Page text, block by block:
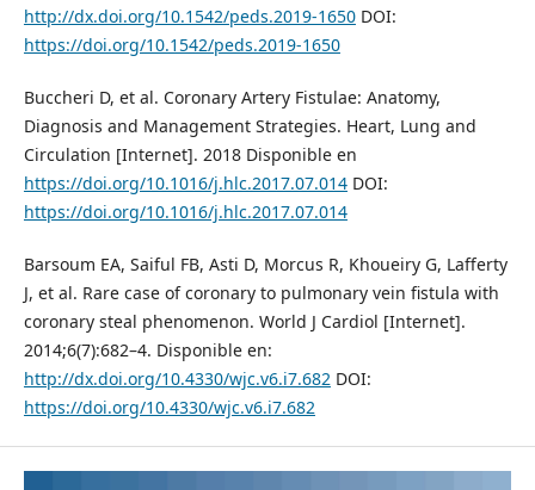
http://dx.doi.org/10.1542/peds.2019-1650DOI:
https://doi.org/10.1542/peds.2019-1650
Buccheri D, et al. Coronary Artery Fistulae: Anatomy,
Diagnosis and Management Strategies. Heart, Lung and
Circulation [Internet]. 2018 Disponible en
https://doi.org/10.1016/j.hlc.2017.07.014DOI:
https://doi.org/10.1016/j.hlc.2017.07.014
Barsoum EA, Saiful FB, Asti D, Morcus R, Khoueiry G, Lafferty
J, et al. Rare case of coronary to pulmonary vein fistula with
coronary steal phenomenon. World J Cardiol [Internet].
2014;6(7):682–4. Disponible en:
http://dx.doi.org/10.4330/wjc.v6.i7.682DOI:
https://doi.org/10.4330/wjc.v6.i7.682